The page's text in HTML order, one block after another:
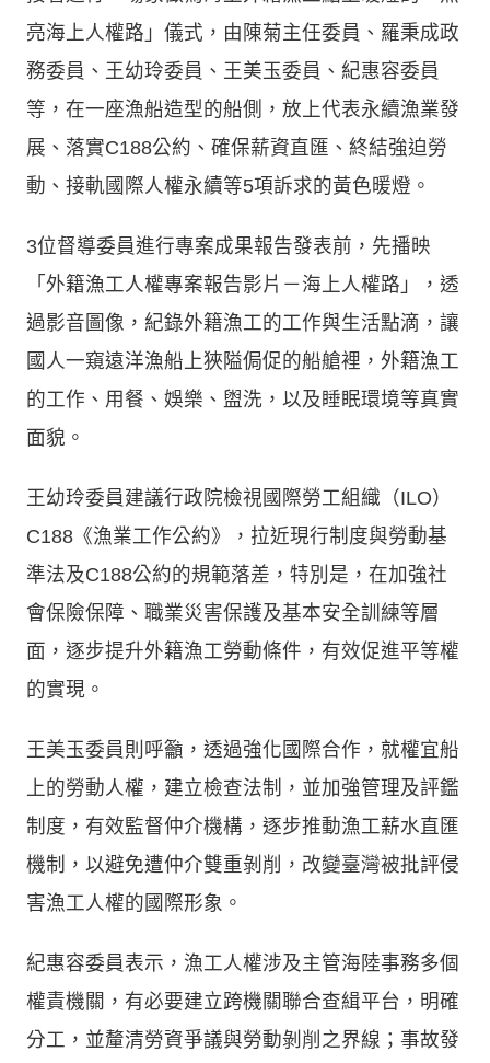
亮海上人權路」儀式，由陳菊主任委員、羅秉成政
務委員、王幼玲委員、王美玉委員、紀惠容委員
等，在一座漁船造型的船側，放上代表永續漁業發
展、落實C188公約、確保薪資直匯、終結強迫勞
動、接軌國際人權永續等5項訴求的黃色暖燈。
3位督導委員進行專案成果報告發表前，先播映
「外籍漁工人權專案報告影片－海上人權路」，透
過影音圖像，紀錄外籍漁工的工作與生活點滴，讓
國人一窺遠洋漁船上狹隘侷促的船艙裡，外籍漁工
的工作、用餐、娛樂、盥洗，以及睡眠環境等真實
面貌。
王幼玲委員建議行政院檢視國際勞工組織（ILO）
C188《漁業工作公約》，拉近現行制度與勞動基
準法及C188公約的規範落差，特別是，在加強社
會保險保障、職業災害保護及基本安全訓練等層
面，逐步提升外籍漁工勞動條件，有效促進平等權
的實現。
王美玉委員則呼籲，透過強化國際合作，就權宜船
上的勞動人權，建立檢查法制，並加強管理及評鑑
制度，有效監督仲介機構，逐步推動漁工薪水直匯
機制，以避免遭仲介雙重剝削，改變臺灣被批評侵
害漁工人權的國際形象。
紀惠容委員表示，漁工人權涉及主管海陸事務多個
權責機關，有必要建立跨機關聯合查緝平台，明確
分工，並釐清勞資爭議與勞動剝削之界線；事故發